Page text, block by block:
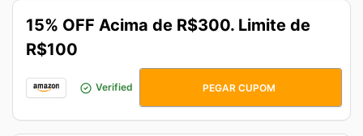
15% OFF Acima de R$300. Limite de
R$100
Verified PRIMEIRO7DO7
PEGAR CUPOM